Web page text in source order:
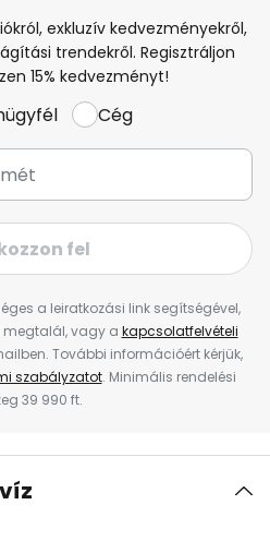
exkluzív kedvezményekről,
trendekről. Regisztráljon
15% kedvezményt!
Cég
fel
a leiratkozási link segítségével,
megtalál, vagy a kapcsolatfelvételi
További információért kérjük,
szabályzatot. Minimális rendelési
39 990 ft.